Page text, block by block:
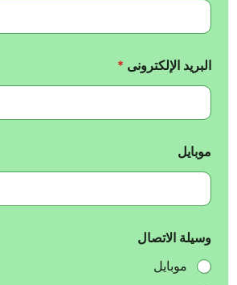
البريد الإلكترونى *
ل
ا
ص
ا
ل
ا
موبايل
وسيلة الاتصال
موبايل